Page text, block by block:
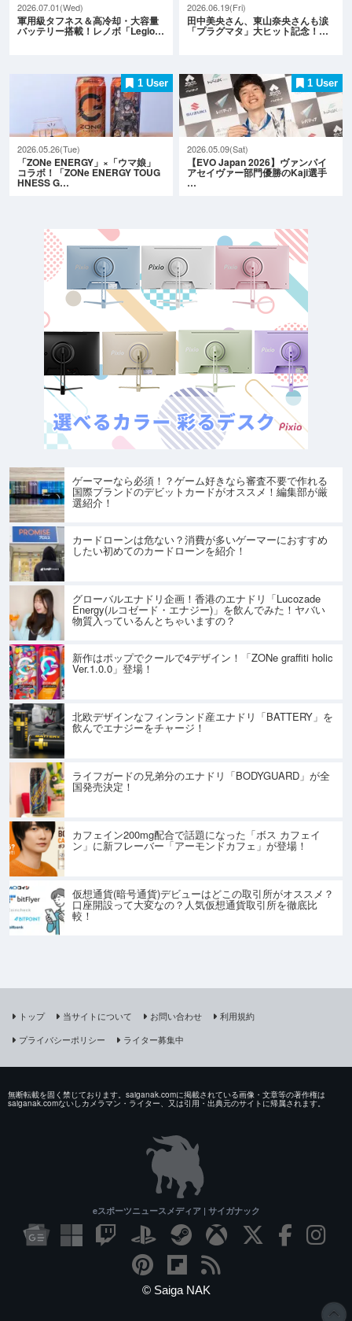
2026.07.01(Wed)
軍用級タフネス＆高冷却・大容量
バッテリー搭載！レノボ「Legio…
2026.06.19(Fri)
田中美央さん、東山奈央さんも涙
「プラグマタ」大ヒット記念！…
1 User
2026.05.26(Tue)
「ZONe ENERGY」×「ウマ娘」
コラボ！「ZONe ENERGY TOUG
HNESS G…
1 User
2026.05.09(Sat)
【EVO Japan 2026】ヴァンパイ
アセイヴァー部門優勝のKaji選手
…
ゲーマーなら必須！？ゲーム好きなら審査不要で作れる
国際ブランドのデビットカードがオススメ！編集部が厳
選紹介！
カードローンは危ない？消費が多いゲーマーにおすすめ
したい初めてのカードローンを紹介！
グローバルエナドリ企画！香港のエナドリ「Lucozade
Energy(ルコゼード・エナジー)」を飲んでみた！ヤバい
物質入っているんとちゃいますの？
新作はポップでクールで4デザイン！「ZONe graffiti holic
Ver.1.0.0」登場！
北欧デザインなフィンランド産エナドリ「BATTERY」を
飲んでエナジーをチャージ！
ライフガードの兄弟分のエナドリ「BODYGUARD」が全
国発売決定！
カフェイン200mg配合で話題になった「ボス カフェイ
ン」に新フレーバー「アーモンドカフェ」が登場！
仮想通貨(暗号通貨)デビューはどこの取引所がオススメ？
口座開設って大変なの？人気仮想通貨取引所を徹底比
較！
トップ 当サイトについて お問い合わせ
利用規約
プライバシーポリシー
ライター募集中
無断転載を固く禁じております。saiganak.comに掲載されている画像・文章等の著作権は
saiganak.comないしカメラマン・ライター、又は引用・出典元のサイトに帰属されます。
eスポーツニュースメディア | サイガナック
© Saiga NAK